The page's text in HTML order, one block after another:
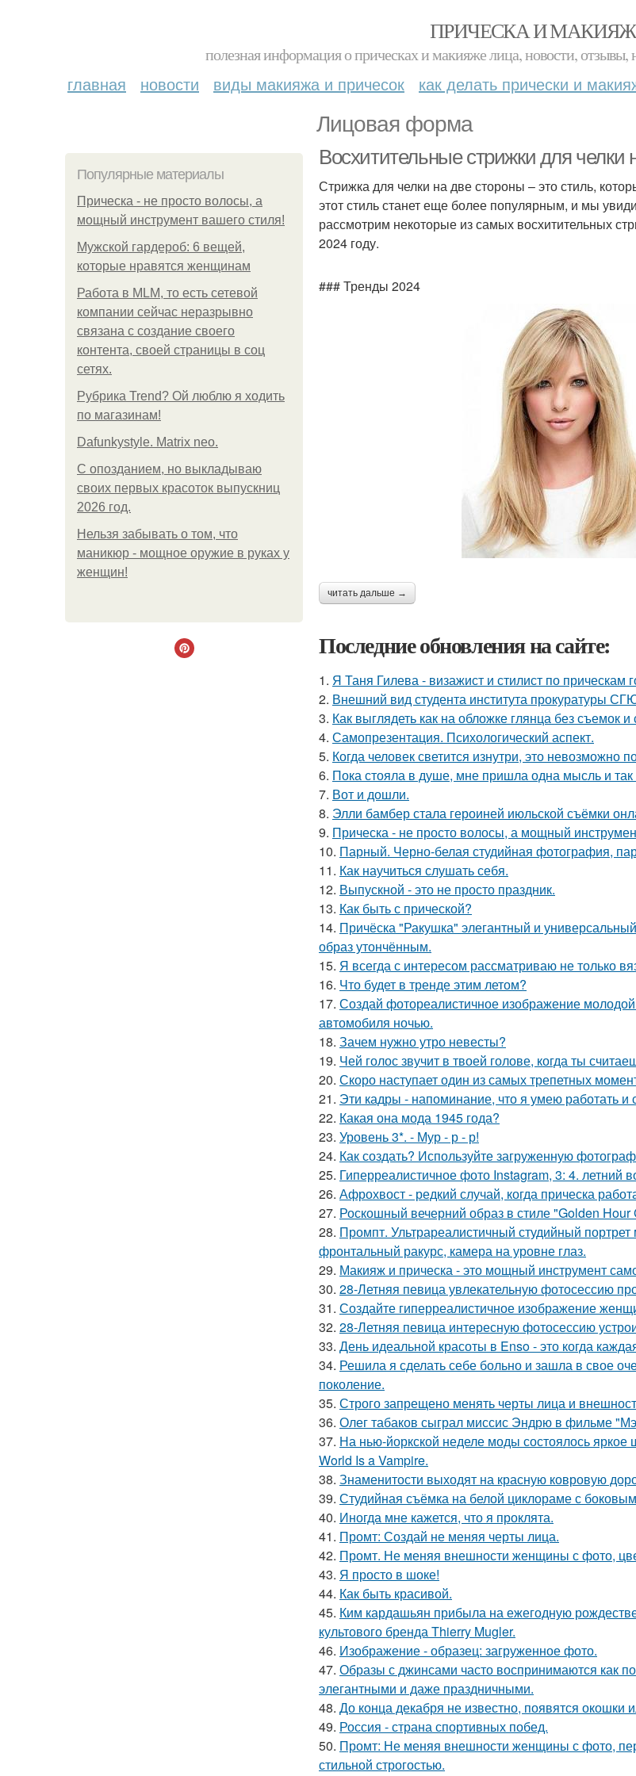
ПРИЧЕСКА И МАКИЯЖ
полезная информация о прическах и макияже лица, новости, отзывы,
главная новости виды макияжа и причесок как делать прически и
Лицовая форма
Популярные материалы
Прическа - не просто волосы, а
мощный инструмент вашего стиля!
Мужской гардероб: 6 вещей,
которые нравятся женщинам
Работа в MLM, то есть сетевой
компании сейчас неразрывно
связана с создание своего
контента, своей страницы в соц
сетях.
Рубрика Trend? Ой люблю я ходить
по магазинам!
Dafunkystyle. Matrix neo.
С опозданием, но выкладываю
своих первых красоток выпускниц
2026 год.
Нельзя забывать о том, что
маникюр - мощное оружие в руках у
женщин!
Восхитительные стрижки для
Стрижка для челки на две стороны – это стиль,
этот стиль станет еще более популярным, и мы
рассмотрим некоторые из самых восхитительных
2024 году.
### Тренды 2024
читать дальше →
Последние обновления на сайте:
1. Я Таня Гилева - визажист и стилист по прическам
2. Внешний вид студента института прокуратуры
3. Как выглядеть как на обложке глянца без съемок и
4. Самопрезентация. Психологический аспект.
5. Когда человек светится изнутри, это невозможно
6. Пока стояла в душе, мне пришла одна мысль и так
7. Вот и дошли.
8. Элли бамбер стала героиней июльской съёмки
9. Прическа - не просто волосы, а мощный
10. Парный. Черно-белая студийная фотография,
11. Как научиться слушать себя.
12. Выпускной - это не просто праздник.
13. Как быть с прической?
14. Причёска "Ракушка" элегантный и
образ утончённым.
15. Я всегда с интересом рассматриваю не только
16. Что будет в тренде этим летом?
17. Создай фотореалистичное изображение
автомобиля ночью.
18. Зачем нужно утро невесты?
19. Чей голос звучит в твоей голове, когда ты
20. Скоро наступает один из самых трепетных
21. Эти кадры - напоминание, что я умею работать
22. Какая она мода 1945 года?
23. Уровень 3*. - Мур - р - р!
24. Как создать? Используйте загруженную
25. Гиперреалистичное фото Instagram, 3: 4. летний
26. Афрохвост - редкий случай, когда прическа
27. Роскошный вечерний образ в стиле "Golden
28. Промпт. Ультрареалистичный студийный
фронтальный ракурс, камера на уровне глаз.
29. Макияж и прическа - это мощный инструмент
30. 28-Летняя певица увлекательную фотосессию
31. Создайте гиперреалистичное изображение
32. 28-Летняя певица интересную фотосессию
33. День идеальной красоты в Enso - это когда
34. Решила я сделать себе больно и зашла в свое
поколение.
35. Строго запрещено менять черты лица и
36. Олег табаков сыграл миссис Эндрю в фильме
37. На нью-йоркской неделе моды состоялось
World Is a Vampire.
38. Знаменитости выходят на красную ковровую
39. Студийная съёмка на белой циклораме с
40. Иногда мне кажется, что я проклята.
41. Промт: Создай не меняя черты лица.
42. Промт. Не меняя внешности женщины с фото,
43. Я просто в шоке!
44. Как быть красивой.
45. Ким кардашьян прибыла на ежегодную
культового бренда Thierry Mugler.
46. Изображение - образец: загруженное фото.
47. Образы с джинсами часто воспринимаются как
элегантными и даже праздничными.
48. До конца декабря не известно, появятся окошки
49. Россия - страна спортивных побед.
50. Промт: Не меняя внешности женщины с фото,
стильной строгостью.